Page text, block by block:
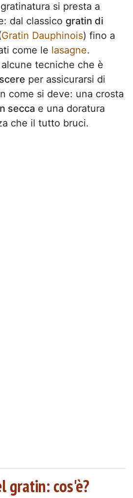
si presta a
dal classico gratin di
Gratin Dauphinois) fino a
come le lasagne.
tecniche che è
per assicurarsi di
come si deve: una crosta
secca e una doratura
che il tutto bruci.
gratin: cos'è?